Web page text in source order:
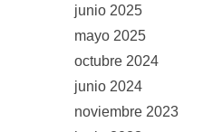
junio 2025
mayo 2025
octubre 2024
junio 2024
noviembre 2023